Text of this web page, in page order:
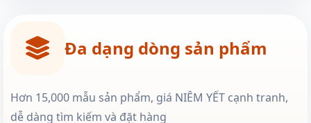
Đa dạng dòng sản phẩm
Hơn 15,000 mẫu sản phẩm, giá NIÊM YẾT cạnh tranh,
dễ dàng tìm kiếm và đặt hàng